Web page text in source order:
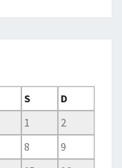
S
D
1
2
8
9